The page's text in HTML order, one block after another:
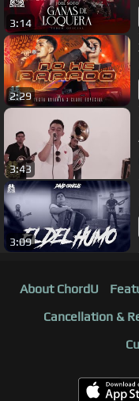
3:14
2:29
3:43
3:09
About ChordU
Cancellation &